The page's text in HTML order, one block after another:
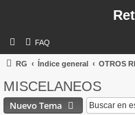
FAQ
RG Índice general OTROS
MISCELANEOS
Nuevo Tema